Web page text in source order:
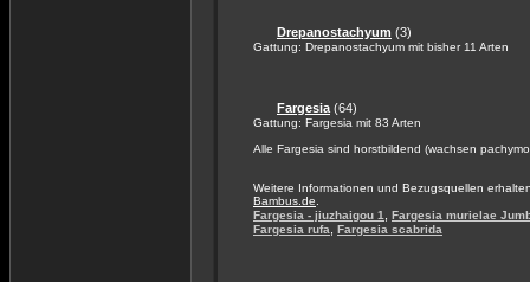
Drepanostachyum (3)
Gattung: Drepanostachyum mit bisher 11 Arten
Fargesia (64)
Gattung: Fargesia mit 83 Arten
Alle Fargesia sind horstbildend (wachsen
Weitere Informationen und Bezugsquellen
Bambus.de
Fargesia - jiuzhaigou 1
Fargesia murielae
Fargesia rufa
Fargesia scabrida